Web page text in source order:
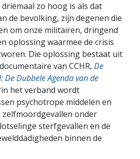
zo hoog is als dat
de bevolking, zijn degenen die
om onze militairen, dringend
oplossing waarmee de crisis
Die oplossing bestaat uit
van CCHR, De
De Dubbele Agenda van de
het verband wordt
psychotrope middelen en
onder
sterfgevallen en de
binnen de